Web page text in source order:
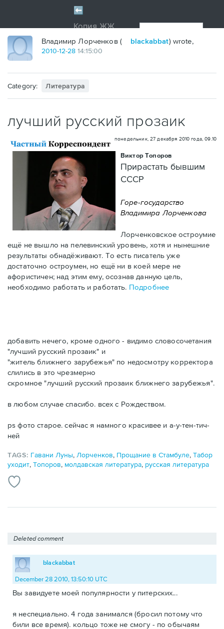
Владимир Лорченков ( blackabbat) wrote,
2010-12-28 14:15:00
Category: Литература
лучший русский прозаик
понедельник, 27 декабря 2010 года, 09.10
Виктор Топоров
Прирастать бывшим
CCCР
Горе-государство
Владимира Лорченкова
Лорченковское остроумие
ещё не вышло на пелевинский уровень, хотя и нынешние
результаты обнадёживают. То есть писатель уже
достаточно остроумен, но ещё ни в коей мере не
афористичен; над этим ему, осознав данную цель,
необходимо работать и работать. Подробнее
добавить нечего, кроме одного - видимо словосочетания
"лучший русский прозаик" и
"житель ближнего зарубежья" по недосмотру корректора
слились в это чрезмерно
скромное "лучший русский прозаик ближнего зарубежья".
в любом случае спасибо. всех с Рождеством.
ps фото старое. сейчас я намного красивее и а-у-тен-тич-
ней
TAGS: Гавани Луны,Лорченков, Прощание в Стамбуле,Табор
уходит, Топоров, молдавская литература, русская литература
Deleted comment
blackabbat
December 28 2010, 13:50:10 UTC
Вы завидуете моей популярности у питерских...
я неспециально. 4 года занимался (бросил потому что
били все время). кольцо тоже не смогу - по обычаям